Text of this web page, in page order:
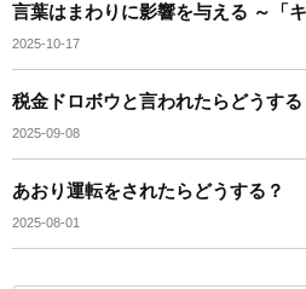
言葉はまわりに影響を与える ～「
2025-10-17
税金ドロボウと言われたらどうする
2025-09-08
あおり運転をされたらどうする？
2025-08-01